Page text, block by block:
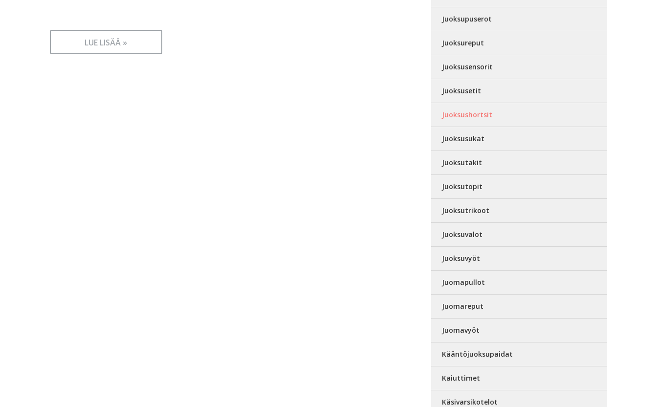
LUE LISÄÄ »
Juoksupuserot
Juoksureput
Juoksusensorit
Juoksusetit
Juoksushortsit
Juoksusukat
Juoksutakit
Juoksutopit
Juoksutrikoot
Juoksuvalot
Juoksuvyöt
Juomapullot
Juomareput
Juomavyöt
Kääntöjuoksupaidat
Kaiuttimet
Käsivarsikotelot